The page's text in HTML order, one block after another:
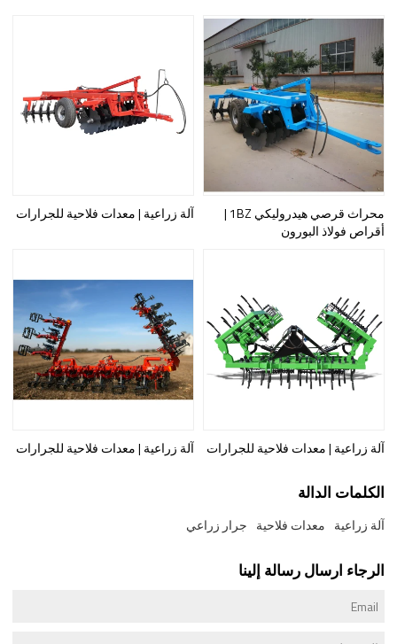
محراث قرصي هيدروليكي 1BZ |
أقراص فولاذ البورون
آلة زراعية | معدات فلاحية للجرارات
آلة زراعية | معدات فلاحية للجرارات آلة زراعية | معدات فلاحية للجرارات
الكلمات الدالة
آلة زراعية معدات فلاحية جرار زراعي
الرجاء ارسال رسالة إلينا